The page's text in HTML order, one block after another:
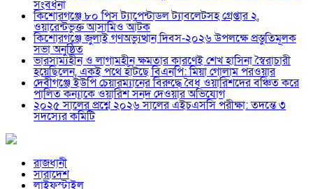
সংবর্ধনা
কিশোরগঞ্জে ৮০ পিস ট্যাপেন্টাডল ট্যাবলেটসহ গ্রেপ্তার ২,
ওয়ারেন্টভুক্ত আসামিও আটক
কিশোরগঞ্জে জুলাই গণঅভ্যুত্থান দিবস-২০২৬ উপলক্ষে প্রস্তুতিমূলক
সভা অনুষ্ঠিত
ভারসাম্যহীন ও লাগামহীন ক্ষমতার কারণেই শেখ হাসিনা স্বৈরাচারী
হয়েছিলেন, একই পথে হাঁটছে বিএনপি: মিয়া গোলাম পরওয়ার
দেবীগঞ্জে ইউপি চেয়ারম্যানের বিরুদ্ধে বৈধ ওয়ারিশদের বঞ্চিত করে
পালিত কন্যাকে ওয়ারিশ সনদ দেওয়ার অভিযোগ
২০২৫ সালের প্রশ্নে ২০২৬ সালের এইচএসসি পরীক্ষা: তদন্তে ৩
সদস্যের কমিটি
রাজধানী
সারাদেশ
লাইফস্টাইল